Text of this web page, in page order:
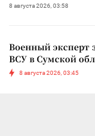
8 августа 2026, 03:58
Военный эксперт
ВСУ в Сумской
8 августа 2026, 03:45